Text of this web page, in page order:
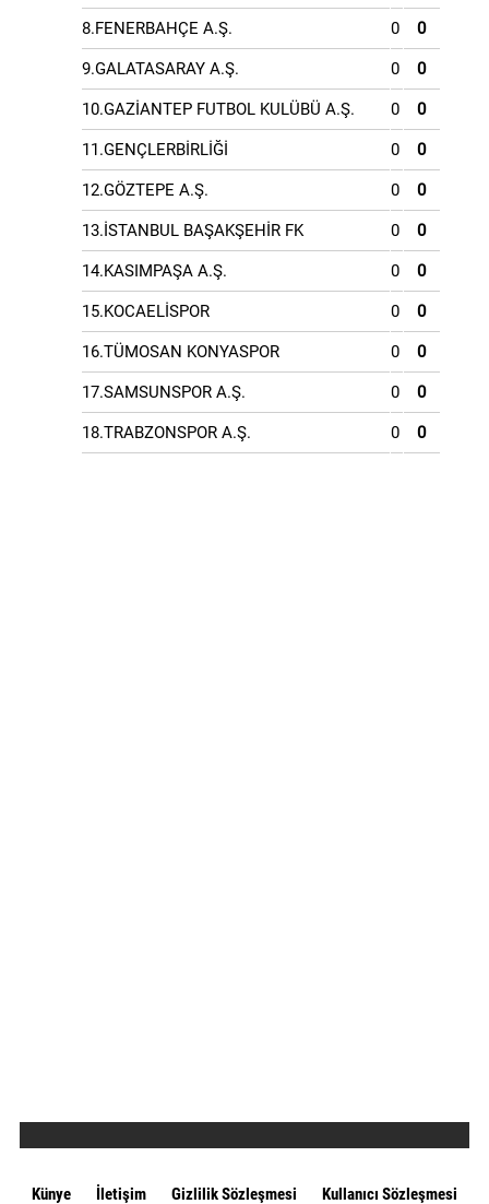
8.FENERBAHÇE A.Ş. 0 0
9.GALATASARAY A.Ş. 0 0
10.GAZİANTEP FUTBOL KULÜBÜ A.Ş. 0 0
11.GENÇLERBİRLİĞİ 0 0
12.GÖZTEPE A.Ş. 0 0
13.İSTANBUL BAŞAKŞEHİR FK 0 0
14.KASIMPAŞA A.Ş. 0 0
15.KOCAELİSPOR 0 0
16.TÜMOSAN KONYASPOR 0 0
17.SAMSUNSPOR A.Ş. 0 0
18.TRABZONSPOR A.Ş. 0 0
Künye İletişim Gizlilik Sözleşmesi Kullanıcı Sözleşmesi